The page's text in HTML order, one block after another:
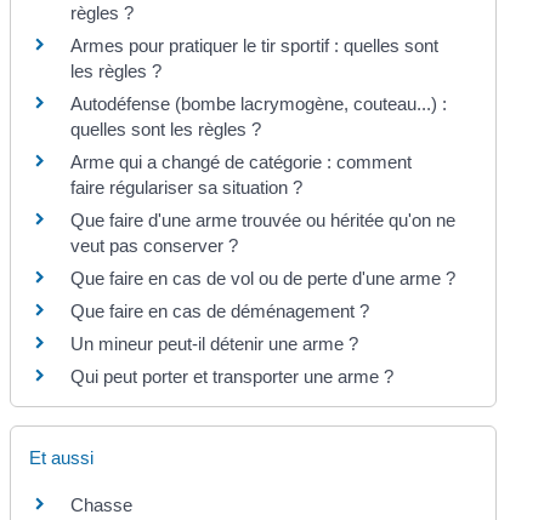
règles ?
Armes pour pratiquer le tir sportif : quelles sont
les règles ?
Autodéfense (bombe lacrymogène, couteau...) :
quelles sont les règles ?
Arme qui a changé de catégorie : comment
faire régulariser sa situation ?
Que faire d'une arme trouvée ou héritée qu'on ne
veut pas conserver ?
Que faire en cas de vol ou de perte d'une arme ?
Que faire en cas de déménagement ?
Un mineur peut-il détenir une arme ?
Qui peut porter et transporter une arme ?
Et aussi
Chasse